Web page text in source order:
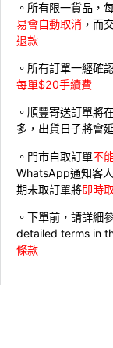
。所有限一貨品，
易會自動取消 ，而
退款
。所有訂單一經確
每單$20手續費
。順豐寄送訂單將
多，出貨日子將會
。門市自取訂單不
WhatsApp通知客
期未取訂單將即時
。下單前，請詳細
detailed terms in
條款